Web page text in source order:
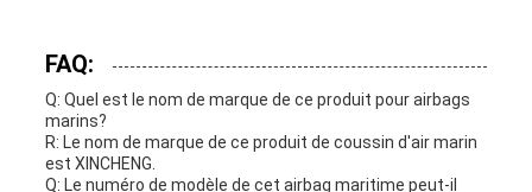
FAQ:
Q: Quel est le nom de marque de ce produit pour airbags
marins?
R: Le nom de marque de ce produit de coussin d'air marin
est XINCHENG.
Q: Le numéro de modèle de cet airbag maritime peut-il